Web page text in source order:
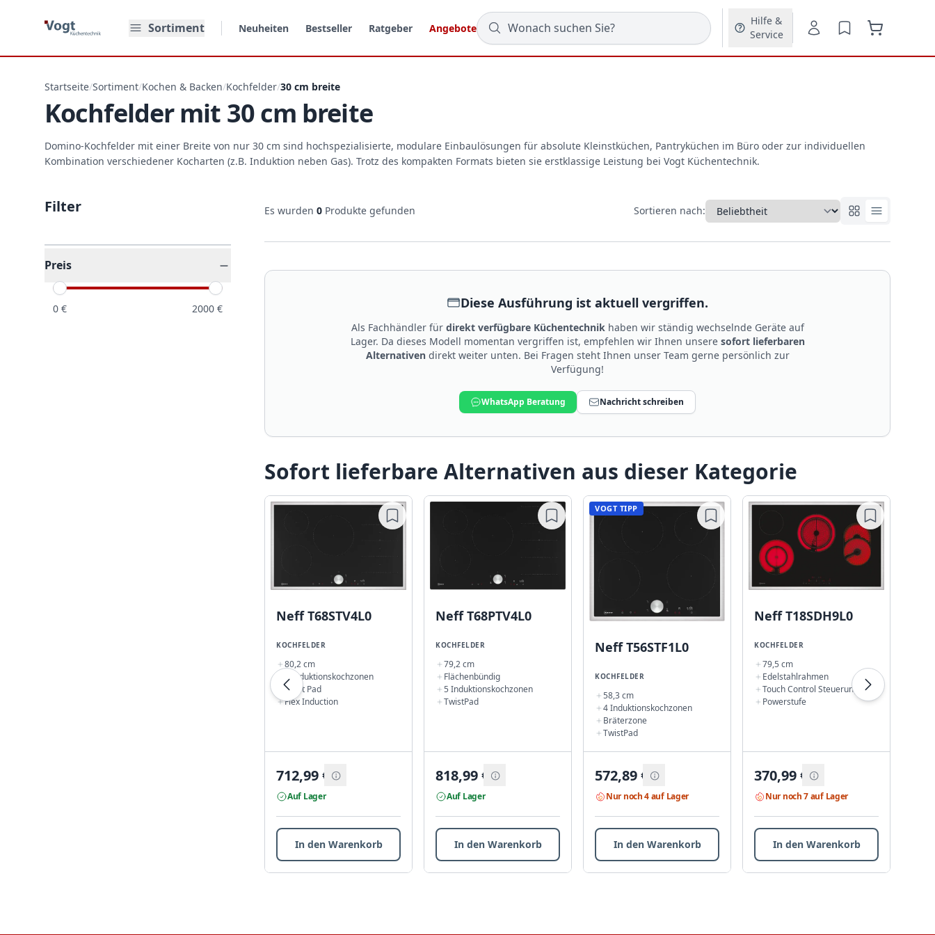
Sortiment
Neuheiten Bestseller Ratgeber Angebote
Hilfe &
Service
Startseite/Sortiment/Kochen & Backen/Kochfelder/30 cm breite
Kochfelder mit 30 cm breite
Domino-Kochfelder mit einer Breite von nur 30 cm sind hochspezialisierte, modulare Einbaulösungen für absolute Kleinstküchen, Pantryküchen im Büro oder zur individuellen
Kombination verschiedener Kocharten (z.B. Induktion neben Gas). Trotz des kompakten Formats bieten sie erstklassige Leistung bei Vogt Küchentechnik.
Filter
Preis
0 € 2000 €
Es wurden 0 Produkte gefunden Sortieren nach:
Diese Ausführung ist aktuell vergriffen.
Als Fachhändler für direkt verfügbare Küchentechnikhaben wir ständig wechselnde Geräte auf
Lager. Da dieses Modell momentan vergriffen ist, empfehlen wir Ihnen unsere sofort lieferbaren
Alternativendirekt weiter unten. Bei Fragen steht Ihnen unser Team gerne persönlich zur
Verfügung!
WhatsApp Beratung Nachricht schreiben
Sofort lieferbare Alternativen aus dieser Kategorie
Neff T68STV4L0
KOCHFELDER
80,2 cm
5 Induktionskochzonen
Twist Pad
Flex Induction
712,99€
Auf Lager
In den Warenkorb
Neff T68PTV4L0
KOCHFELDER
79,2 cm
Flächenbündig
5 Induktionskochzonen
TwistPad
818,99€
Auf Lager
In den Warenkorb
VOGT TIPP
Neff T56STF1L0
KOCHFELDER
58,3 cm
4 Induktionskochzonen
Bräterzone
TwistPad
572,89€
Nur noch 4 auf Lager
In den Warenkorb
Neff T18SDH9L0
KOCHFELDER
79,5 cm
Edelstahlrahmen
Touch Control Steuerung
Powerstufe
370,99€
Nur noch 7 auf Lager
In den Warenkorb